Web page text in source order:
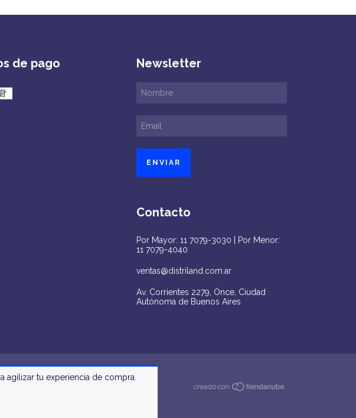
agilizar tu experiencia de compra.
de pago Newsletter
Contacto
Por Mayor: 11 7079-3030 | Por Menor:
11 7079-4040
ventas@distriland.com.ar
Av. Corrientes 2279, Once, Ciudad
Autónoma de Buenos Aires
reservados.